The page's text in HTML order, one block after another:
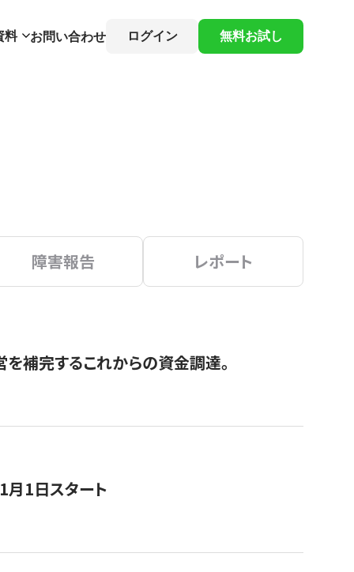
料 お問い合わせ ログイン 無料お試し
障害報告 レポート
補完するこれからの資金調達。
月1日スタート